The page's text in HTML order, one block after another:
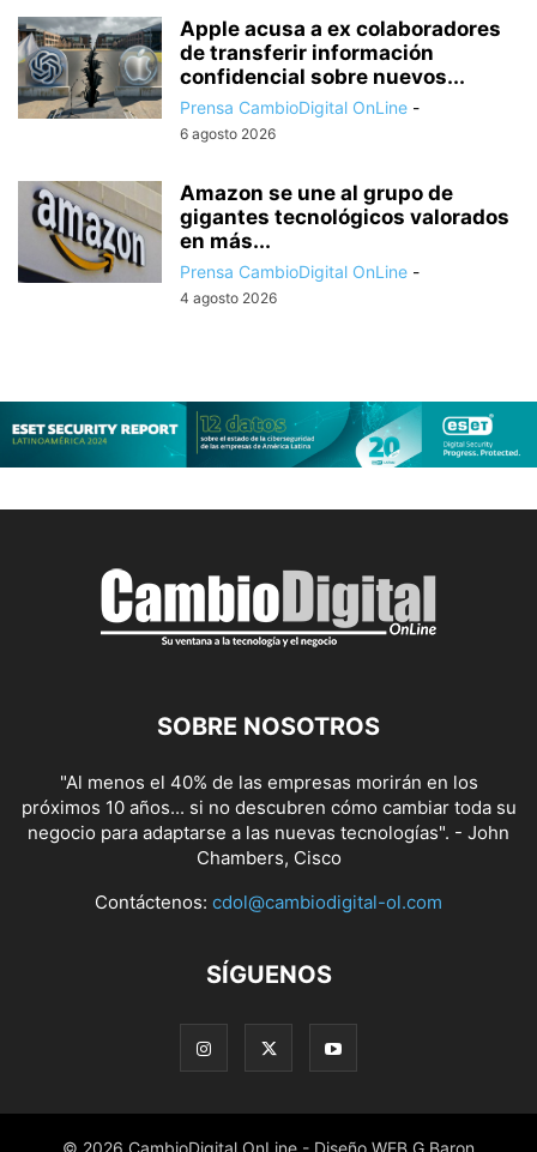
Apple acusa a ex colaboradores
de transferir información
confidencial sobre nuevos...
Prensa CambioDigital OnLine -
6 agosto 2026
Amazon se une al grupo de
gigantes tecnológicos valorados
en más...
Prensa CambioDigital OnLine -
4 agosto 2026
SOBRE NOSOTROS
"Al menos el 40% de las empresas morirán en los
próximos 10 años... si no descubren cómo cambiar toda su
negocio para adaptarse a las nuevas tecnologías". - John
Chambers, Cisco
Contáctenos: cdol@cambiodigital-ol.com
SÍGUENOS